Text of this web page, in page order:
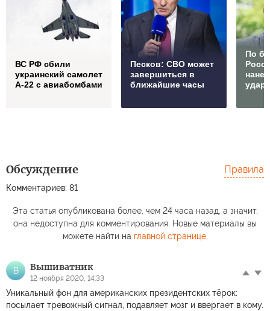
ВС РФ сбили
украинский самолет
А-22 с авиабомбами
Песков: СВО может
завершиться в
ближайшие часы
По
удар
Обсуждение
Комментариев: 81
Правила
Эта статья опубликована более, чем 24 часа назад, а значит,
она недоступна для комментирования. Новые материалы вы
можете найти на главной странице.
В Вышиватник
12 ноября 2020, 14:33
Уникальный фон для американских президентских тёрок:
посылает тревожный сигнал, подавляет мозг и ввергает в кому.